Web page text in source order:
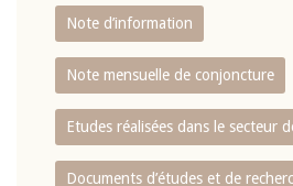
Note d’information
Note mensuelle de conjoncture
Etudes réalisées dans le secteur
Documents d’études et de